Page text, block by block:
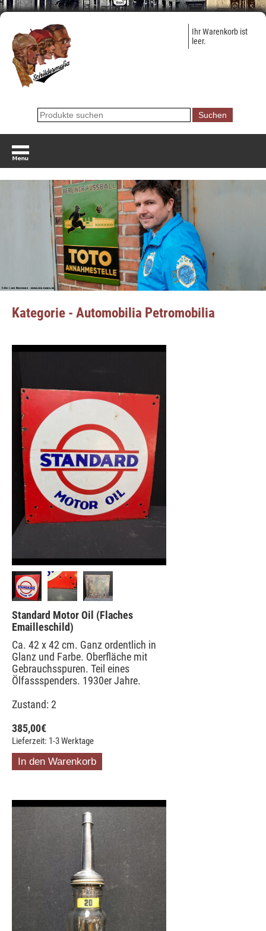
Ihr Warenkorb ist
leer.
Kategorie - Automobilia Petromobilia
Standard Motor Oil (Flaches
Emailleschild)
Ca. 42 x 42 cm. Ganz ordentlich in
Glanz und Farbe. Oberfläche mit
Gebrauchsspuren. Teil eines
Ölfassspenders. 1930er Jahre.
Zustand: 2
Lieferzeit: 1-3 Werktage
385,00€